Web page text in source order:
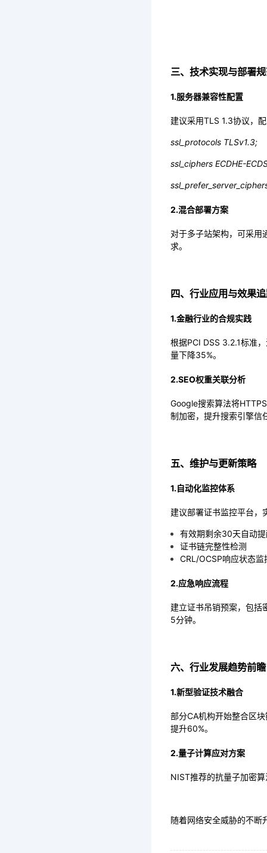
三、技术实现与部署
1.服务器兼容性配置
建议采用TLS 1.3协议，
ssl_protocols TLSv1.3;
ssl_ciphers ECDHE-
2.混合部署方案
对于多子站架构，可采用
求。
四、行业应用与效果
1.金融行业的合规实践
根据PCI DSS 3.2.1标准
量下降35%。
2.SEO权重关联分析
Google搜索算法将
制加密，提升搜索引擎信
五、维护与更新策略
1.自动化监控体系
建议部署证书监控平台，
有效期剩余30天自动
证书链完整性检测
CRL/OCSP响应状态监
2.应急响应流程
建立证书吊销预案，包括
5分钟。
六、行业发展趋势前瞻
1.新型验证技术融合
部分CA机构开始整合区
提升60%。
2.量子计算应对方案
NIST推荐的抗量子加密
随着网络安全威胁的不断